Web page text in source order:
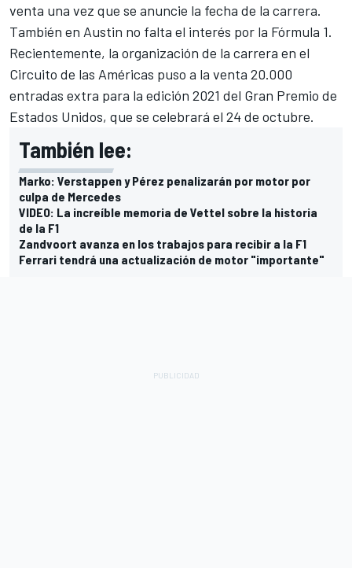
venta una vez que se anuncie la fecha de la carrera.
También en Austin no falta el interés por la Fórmula 1.
Recientemente, la organización de la carrera en el
Circuito de las Américas puso a la venta 20.000
entradas extra para la edición 2021 del Gran Premio de
Estados Unidos, que se celebrará el 24 de octubre.
También lee:
Marko: Verstappen y Pérez penalizarán por motor por
culpa de Mercedes
VIDEO: La increíble memoria de Vettel sobre la historia
de la F1
Zandvoort avanza en los trabajos para recibir a la F1
Ferrari tendrá una actualización de motor "importante"